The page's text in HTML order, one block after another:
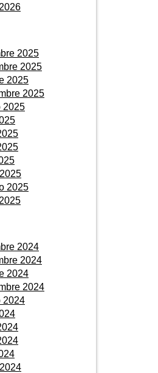
2025
2025
2025
2025
2025
2025
2024
2024
2024
2024
2024